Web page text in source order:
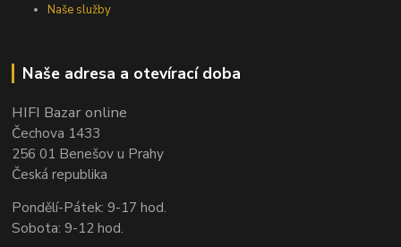
Naše služby
Naše adresa a otevírací doba
HIFI Bazar online
Čechova 1433
256 01 Benešov u Prahy
Česká republika
Pondělí-Pátek: 9-17 hod.
Sobota: 9-12 hod.